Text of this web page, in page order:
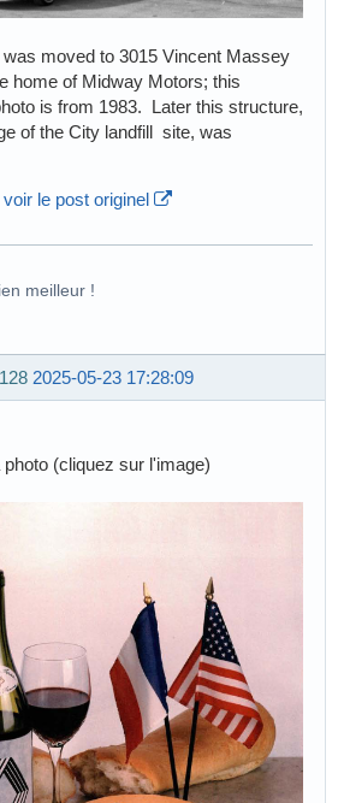
moved to 3015 Vincent Massey
home of Midway Motors; this
is from 1983. Later this structure,
of the City landfill site, was
le post originel
meilleur !
2025-05-23 17:28:09
(cliquez sur l'image)